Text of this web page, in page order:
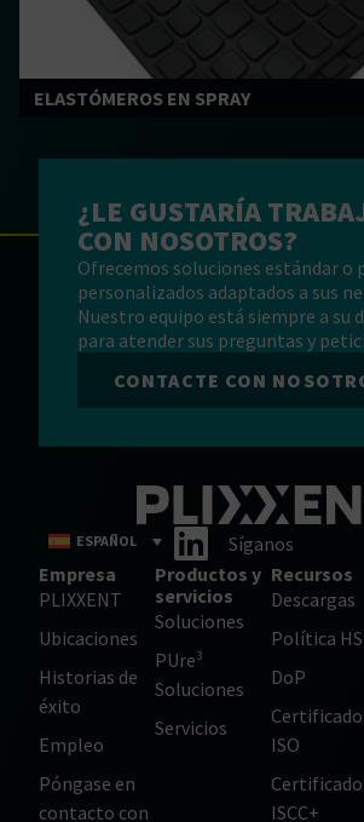
ELASTÓMEROS EN SPRAY
¿LE GUSTARÍA
CON NOSOTROS?
Ofrecemos soluciones estándar o
personalizados adaptados a sus
Nuestro equipo está siempre a su
para atender sus preguntas y
CONTACTE CON
ESPAÑOL
Síganos
Empresa
PLIXXENT
Ubicaciones
Historias de
éxito
Empleo
Póngase en
contacto con
Productos y
servicios
Soluciones
PUre³
Soluciones
Servicios
Recursos
Descargas
Política
DoP
ISO
ISCC+